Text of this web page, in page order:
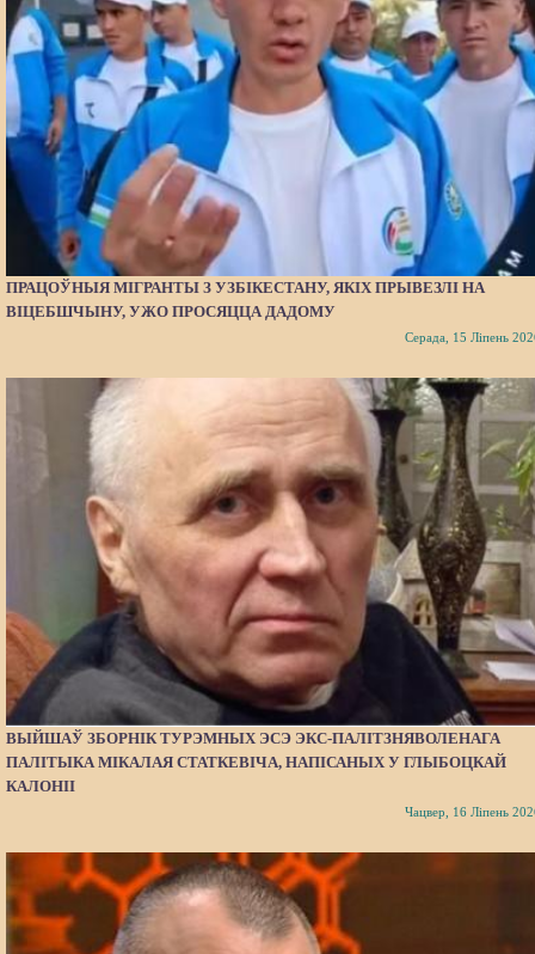
ПРАЦОЎНЫЯ МІГРАНТЫ З УЗБІКЕСТАНУ, ЯКІХ ПРЫВЕЗЛІ НА
ВІЦЕБШЧЫНУ, УЖО ПРОСЯЦЦА ДАДОМУ
Серада, 15 Ліпень
ВЫЙШАЎ ЗБОРНІК ТУРЭМНЫХ ЭСЭ ЭКС-ПАЛІТЗНЯВОЛЕНАГА
ПАЛІТЫКА МІКАЛАЯ СТАТКЕВІЧА, НАПІСАНЫХ У ГЛЫБОЦКАЙ
КАЛОНІІ
Чацвер, 16 Ліпень